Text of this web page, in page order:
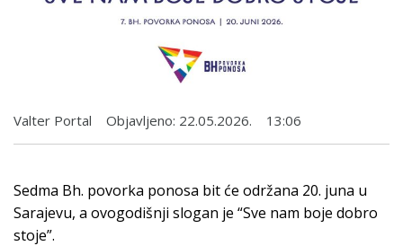
Valter Portal Objavljeno: 22.05.2026. 13:06
Sedma Bh. povorka ponosa bit će održana 20. juna u
Sarajevu, a ovogodišnji slogan je “Sve nam boje dobro
stoje”.